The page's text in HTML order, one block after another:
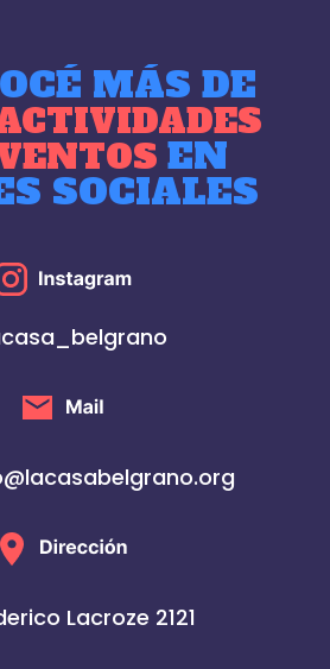
MÁS DE
EN
SOCIALES
Lacroze 2121